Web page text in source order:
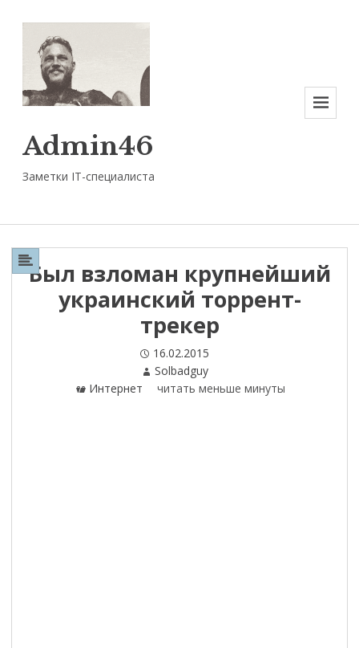
Admin46
Заметки IT-специалиста
Был взломан крупнейший
украинский торрент-
трекер
Опубликовано
16.02.2015
Автор
Solbadguy
Категории
Интернет читать меньше минуты